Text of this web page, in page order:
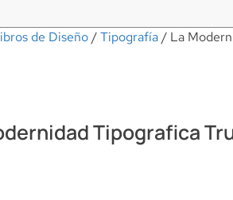
de Diseño/Tipografía/ La
Tipografica